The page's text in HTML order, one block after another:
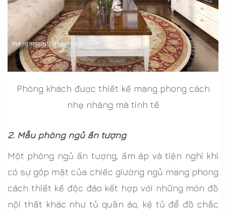
Phòng khách được thiết kế mang phong cách
nhẹ nhàng mà tinh tế
2. Mẫu phòng ngủ ấn tượng
Một phòng ngủ ấn tượng, ấm áp và tiện nghi khi
có sự góp mặt của chiếc giường ngủ mang phong
cách thiết kế độc đáo kết hợp với những món đồ
nội thất khác như tủ quần áo, kệ tủ để đồ chắc